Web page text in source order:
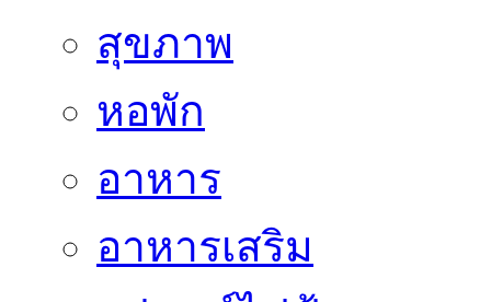
สุขภาพ
หอพัก
อาหาร
อาหารเสริม